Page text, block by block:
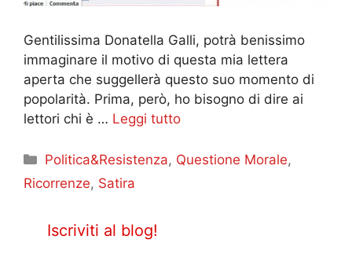
Gentilissima Donatella Galli, potrà benissimo
immaginare il motivo di questa mia lettera
aperta che suggellerà questo suo momento di
popolarità. Prima, però, ho bisogno di dire ai
lettori chi è … Leggi tutto
Categorie
Politica&Resistenza, Questione Morale,
Ricorrenze, Satira
Iscriviti al blog!